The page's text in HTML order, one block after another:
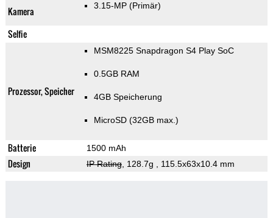
Kamera 3.15-MP (Primär)
Selfie
Prozessor, Speicher
MSM8225 Snapdragon S4 Play SoC
0.5GB RAM
4GB Speicherung
MicroSD (32GB max.)
Batterie 1500 mAh
Design IP Rating, 128.7g , 115.5x63x10.4 mm